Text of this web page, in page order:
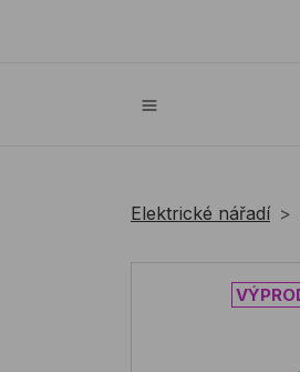
Elektrické nářadí